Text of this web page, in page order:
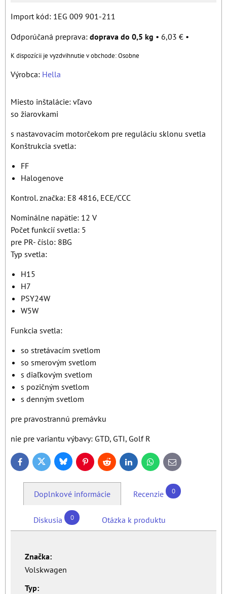
Import kód: 1EG 009 901-211
doprava do 0,5 kg • 6,03 € •
Osobne
Výrobca: Hella
Miesto inštalácie: vľavo
so žiarovkami
s nastavovacím motorčekom pre reguláciu sklonu svetla
Konštrukcia svetla:
FF
Halogenove
Kontrol. značka: E8 4816, ECE/CCC
Nominálne napätie: 12 V
Počet funkcií svetla: 5
pre PR- číslo: 8BG
Typ svetla:
H15
H7
PSY24W
W5W
Funkcia svetla:
so stretávacím svetlom
so smerovým svetlom
s diaľkovým svetlom
s pozičným svetlom
s denným svetlom
pre pravostrannú premávku
nie pre variantu výbavy: GTD, GTI, Golf R
FacebookTwitter BlueskyPinterestReddit LinkedInWhatsApp
E-
mail
Doplnkové informácie Recenzie 0
Diskusia 0 Otázka k produktu
Značka:
Volskwagen
Typ: